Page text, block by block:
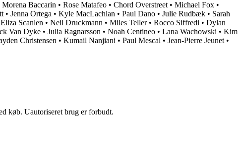
Morena Baccarin • Rose Matafeo • Chord Overstreet• Michael Fox •
• Jenna Ortega • Kyle MacLachlan • Paul Dano • Julie Rudbæk • Sarah
Eliza Scanlen • Neil Druckmann • Miles Teller• Rocco Siffredi • Dylan
Van Dyke • Julia Ragnarsson • Noah Centineo • Lana Wachowski • Kim
Christensen • Kumail Nanjiani • Paul Mescal • Jean-Pierre Jeunet•
køb. Uautoriseret brug er forbudt.